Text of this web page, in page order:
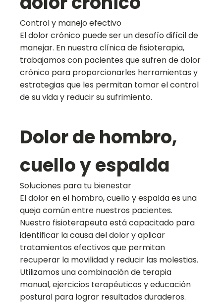
Control y manejo efectivo
El dolor crónico puede ser un desafío difícil de
manejar. En nuestra clínica de fisioterapia,
trabajamos con pacientes que sufren de dolor
crónico para proporcionarles herramientas y
estrategias que les permitan tomar el control
de su vida y reducir su sufrimiento.
Dolor de hombro,
cuello y espalda
Soluciones para tu bienestar
El dolor en el hombro, cuello y espalda es una
queja común entre nuestros pacientes.
Nuestro fisioterapeuta está capacitado para
identificar la causa del dolor y aplicar
tratamientos efectivos que permitan
recuperar la movilidad y reducir las molestias.
Utilizamos una combinación de terapia
manual, ejercicios terapéuticos y educación
postural para lograr resultados duraderos.